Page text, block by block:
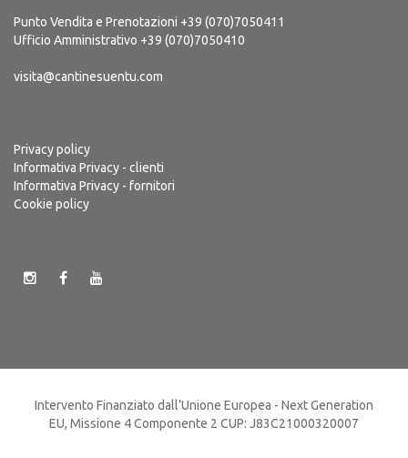
Punto Vendita e Prenotazioni +39 (070)7050411
Ufficio Amministrativo +39 (070)7050410
visita@cantinesuentu.com
Privacy policy
Informativa Privacy - clienti
Informativa Privacy - fornitori
Cookie policy
Intervento Finanziato dall’Unione Europea - Next Generation
EU, Missione 4 Componente 2 CUP: J83C21000320007